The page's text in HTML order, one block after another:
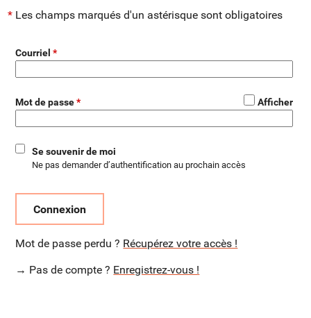
Les champs marqués d'un astérisque sont obligatoires
Courriel
Mot de passe Afficher
Se souvenir de moi
Ne pas demander d’authentification au prochain accès
Connexion
Mot de passe perdu ? Récupérez votre accès !
→ Pas de compte ? Enregistrez-vous !